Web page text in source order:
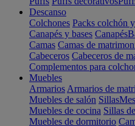
Descanso
Colchones Packs colchón
Canapés y bases Canapés
Camas Camas de
Cabeceros Cabeceros de
Complementos para
Muebles
Armarios Armarios de
Muebles de salón Sillas
Muebles de cocina Sillas
Muebles de dormitorio